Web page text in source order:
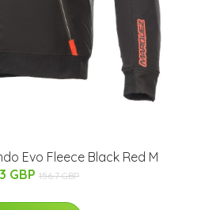
Evo Fleece Black Red M
GBP 156.7 GBP